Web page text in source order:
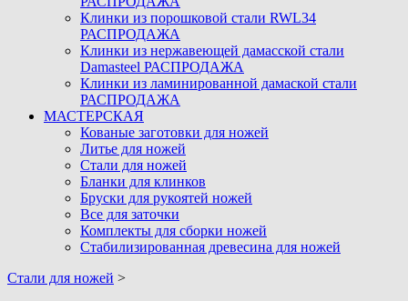
Клинки из порошковой стали RWL34
РАСПРОДАЖА
Клинки из нержавеющей дамасской стали
Damasteel РАСПРОДАЖА
Клинки из ламинированной дамаской стали
РАСПРОДАЖА
МАСТЕРСКАЯ
Кованые заготовки для ножей
Литье для ножей
Стали для ножей
Бланки для клинков
Бруски для рукоятей ножей
Все для заточки
Комплекты для сборки ножей
Стабилизированная древесина для ножей
Стали для ножей >